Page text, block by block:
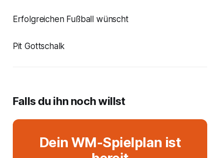
Erfolgreichen Fußball wünscht
Pit Gottschalk
Falls du ihn noch willst
Dein WM-Spielplan ist